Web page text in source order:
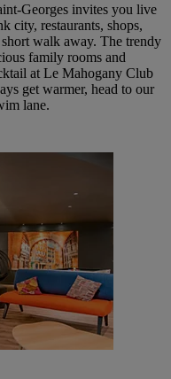
Georges invites you live
city, restaurants, shops,
walk away. The trendy
family rooms and
at Le Mahogany Club
get warmer, head to our
lane.